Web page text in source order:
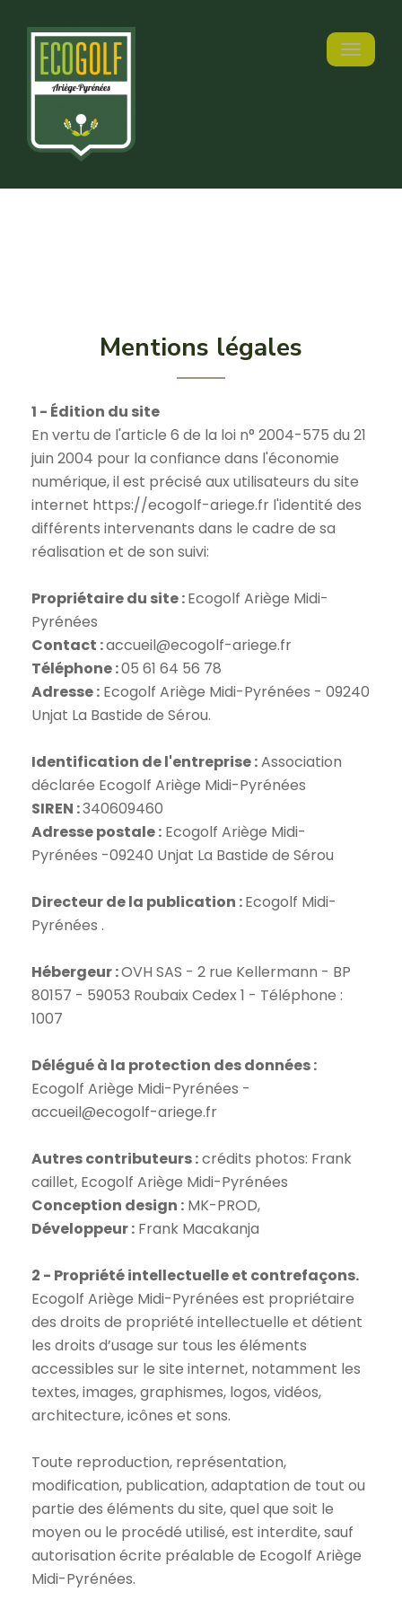
Toggle
Mentions légales
1 - Édition du site
En vertu de l'article 6 de la loi n° 2004-575 du 21
juin 2004 pour la confiance dans l'économie
numérique, il est précisé aux utilisateurs du site
internet https://ecogolf-ariege.fr l'identité des
différents intervenants dans le cadre de sa
réalisation et de son suivi:
Propriétaire du site :Ecogolf Ariège Midi-
Contact :
Téléphone :
Adresse : Ecogolf Ariège Midi-Pyrénées - 09240
Unjat La Bastide de Sérou.
Identification de l'entreprise :Association
SIREN :
Adresse postale : Ecogolf Ariège Midi-
Pyrénées -09240 Unjat La Bastide de Sérou
Directeur de la publication :Ecogolf Midi-
Pyrénées .
Hébergeur :OVH SAS - 2 rue Kellermann - BP
80157 - 59053 Roubaix Cedex 1 - Téléphone :
1007
Délégué à la protection des données :
Ecogolf Ariège Midi-Pyrénées -
accueil@ecogolf-ariege.fr
Autres contributeurs :crédits photos: Frank
Conception design :
Développeur : Frank Macakanja
2 - Propriété intellectuelle et contrefaçons.
Ecogolf Ariège Midi-Pyrénées est propriétaire
des droits de propriété intellectuelle et détient
les droits d’usage sur tous les éléments
accessibles sur le site internet, notamment les
textes, images, graphismes, logos, vidéos,
architecture, icônes et sons.
Toute reproduction, représentation,
modification, publication, adaptation de tout ou
partie des éléments du site, quel que soit le
moyen ou le procédé utilisé, est interdite, sauf
autorisation écrite préalable de Ecogolf Ariège
Midi-Pyrénées.